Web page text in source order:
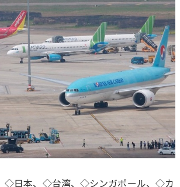
◇日本、◇台湾、◇シンガポール、◇カ